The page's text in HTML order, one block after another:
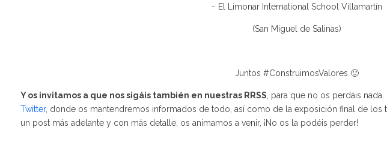
– El Limonar International School Villamartín
(San Miguel de Salinas)
Juntos #ConstruimosValores 🙂
Y os invitamos a que nos sigáis también en nuestras RRSS , para que no os perdáis
Twitter, donde os mantendremos informados de todo, así como de la exposición final de los
un post más adelante y con más detalle, os animamos a venir, ¡No os la podéis perder!